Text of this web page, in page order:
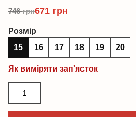
746грн671 грн
Розмір
15
16 17 18 19 20
Як виміряти зап'ясток
цитрину